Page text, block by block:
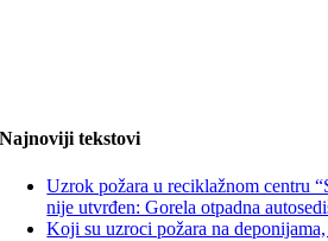
Najnoviji tekstovi
Uzrok požara u reciklažnom centru
nije utvrđen: Gorela otpadna
Koji su uzroci požara na